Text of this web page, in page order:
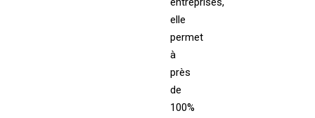
elle
permet
à
près
de
100%